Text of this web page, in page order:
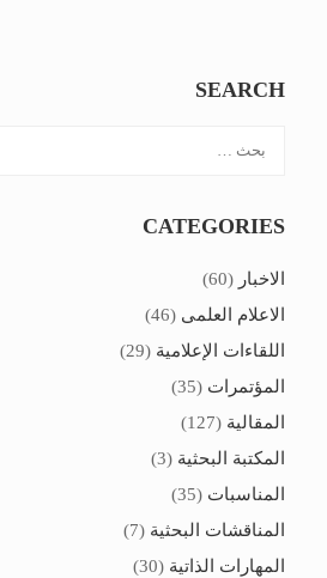
SEARCH
CATEGORIES
الاخبار (60)
الاعلام العلمى (46)
اللقاءات الإعلامية (29)
المؤتمرات (35)
المقالية (127)
المكتبة البحثية (3)
المناسبات (35)
المناقشات البحثية (7)
المهارات الذاتية (30)